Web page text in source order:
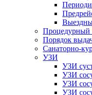
Процедурный
Порядок
Санаторно-
УЗИ
УЗИ
УЗИ
УЗИ
УЗИ